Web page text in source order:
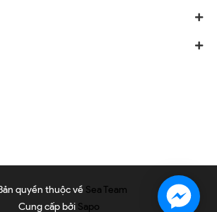
quyền thuộc về Sea Team
Cung cấp bởi Sapo